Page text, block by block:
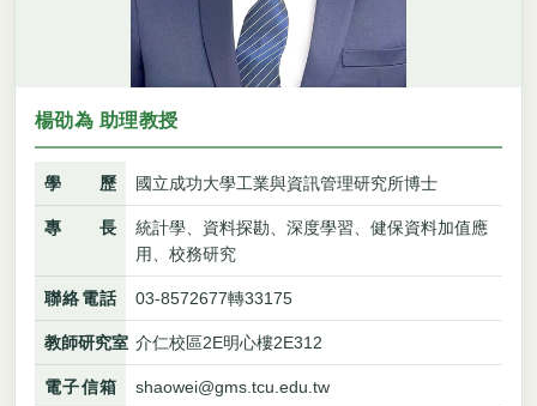
楊劭為 助理教授
學歷 國立成功大學工業與資訊管理研究所博士
專長
統計學、資料探勘、深度學習、健保資料加值應
用、校務研究
聯絡電話 03-8572677轉33175
教師研究室 介仁校區2E明心樓2E312
電子信箱 shaowei@gms.tcu.edu.tw